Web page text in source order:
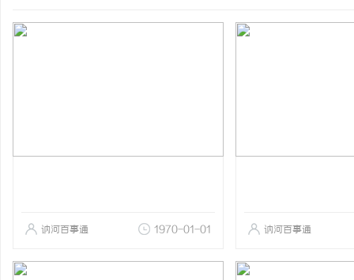
讷河百事通 1970-01-01 讷河百事通